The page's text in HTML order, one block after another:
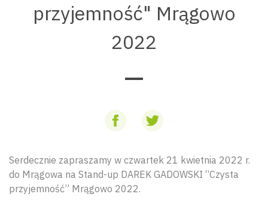
przyjemność" Mrągowo
2022
Serdecznie zapraszamy w czwartek 21 kwietnia 2022 r.
do Mrągowa na Stand-up DAREK GADOWSKI “Czysta
przyjemność” Mrągowo 2022.